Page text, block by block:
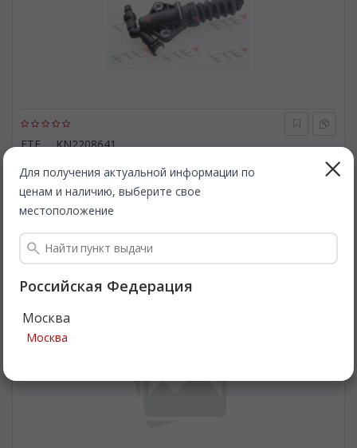
Для получения актуальной информации по
ценам и наличию, выберите свое
местоположение
Российская Федерация
Москва
Москва
FTE KN2208641
1 160₽ Все цены
Подробнее
SALE